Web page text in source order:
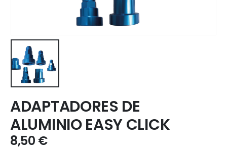
ADAPTADORES DE
ALUMINIO EASY CLICK
8,50 €